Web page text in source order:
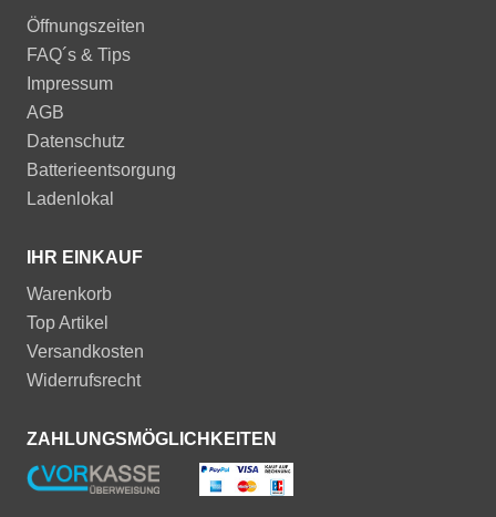
Öffnungszeiten
FAQ´s & Tips
Impressum
AGB
Datenschutz
Batterieentsorgung
Ladenlokal
IHR EINKAUF
Warenkorb
Top Artikel
Versandkosten
Widerrufsrecht
ZAHLUNGSMÖGLICHKEITEN